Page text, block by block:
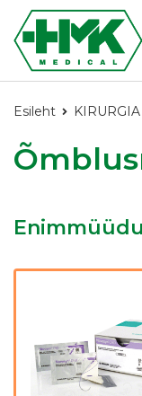
Esileht KIRURGIA